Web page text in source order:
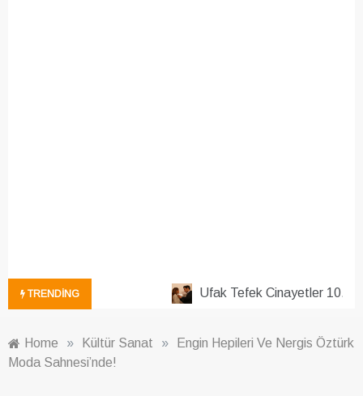
TRENDING Ufak Tefek Cinayetler 10.
Home » Kültür Sanat »
Engin Hepileri Ve Nergis Öztürk
Moda Sahnesi’nde!